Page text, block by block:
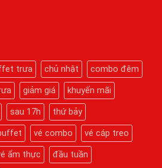
trưa chủ nhật
combo đêm
giảm giá
khuyến mãi
sau 17h
thứ bảy
vé combo
vé cáp treo
ẩm thực
đầu tuần